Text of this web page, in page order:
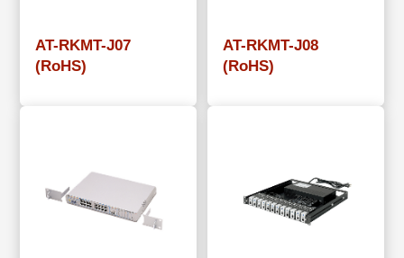
AT-RKMT-J07
(RoHS)
AT-RKMT-J08
(RoHS)